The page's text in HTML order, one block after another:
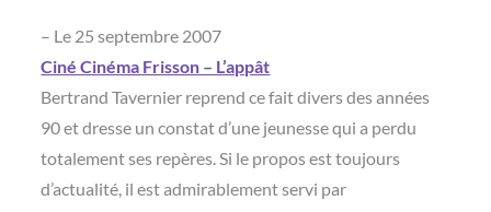
– Le 25 septembre 2007
Ciné Cinéma Frisson – L’appât
Bertrand Tavernier reprend ce fait divers des années
90 et dresse un constat d’une jeunesse qui a perdu
totalement ses repères. Si le propos est toujours
d’actualité, il est admirablement servi par